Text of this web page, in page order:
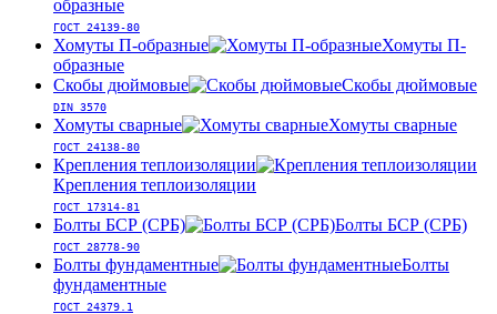
образные
ГОСТ 24139-80
Хомуты П-образные
Хомуты П-
образные
Скобы дюймовые
Скобы дюймовые
DIN 3570
Хомуты сварные Хомуты сварные
ГОСТ 24138-80
Крепления теплоизоляции
Крепления теплоизоляции
ГОСТ 17314-81
Болты БСР (СРБ) Болты БСР (СРБ)
ГОСТ 28778-90
Болты фундаментные
Болты
фундаментные
ГОСТ 24379.1